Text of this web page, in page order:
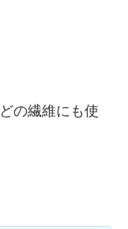
の繊維にも使